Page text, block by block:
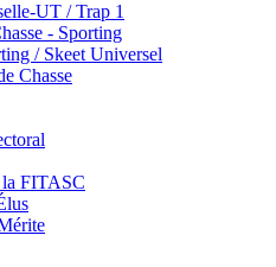
UT / Trap 1
- Sporting
/ Skeet Universel
Chasse
FITASC